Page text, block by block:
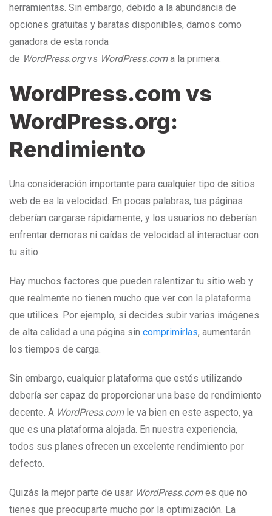
herramientas. Sin embargo, debido a la abundancia de
opciones gratuitas y baratas disponibles, damos como
ganadora de esta ronda
de WordPress.orgvs WordPress.coma la primera.
WordPress.com vs
WordPress.org:
Rendimiento
Una consideración importante para cualquier tipo de sitios
web de es la velocidad. En pocas palabras, tus páginas
deberían cargarse rápidamente, y los usuarios no deberían
enfrentar demoras ni caídas de velocidad al interactuar con
tu sitio.
Hay muchos factores que pueden ralentizar tu sitio web y
que realmente no tienen mucho que ver con la plataforma
que utilices. Por ejemplo, si decides subir varias imágenes
de alta calidad a una página sin comprimirlas, aumentarán
los tiempos de carga.
Sin embargo, cualquier plataforma que estés utilizando
debería ser capaz de proporcionar una base de rendimiento
decente. A WordPress.comle va bien en este aspecto, ya
que es una plataforma alojada. En nuestra experiencia,
todos sus planes ofrecen un excelente rendimiento por
defecto.
Quizás la mejor parte de usar WordPress.comes que no
tienes que preocuparte mucho por la optimización. La